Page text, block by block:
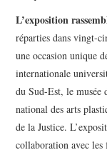
L’exposition
réparties dans vingt-
une occasion unique
internationale
du Sud-Est, le musée
national des arts
de la Justice.
collaboration avec